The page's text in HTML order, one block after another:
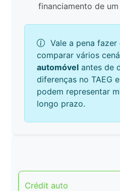
financiamento de um
Vale a pena fazer
comparar vários
automóvel antes de
diferenças no TAEG
podem representar
longo prazo.
Crédit auto